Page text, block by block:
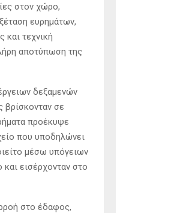
στον χώρο,
ευρημάτων,
τεχνική
αποτύπωση της
δεξαμενών
βρίσκονταν σε
προέκυψε
που υποδηλώνει
μέσω υπόγειων
εισέρχονταν στο
στο έδαφος,